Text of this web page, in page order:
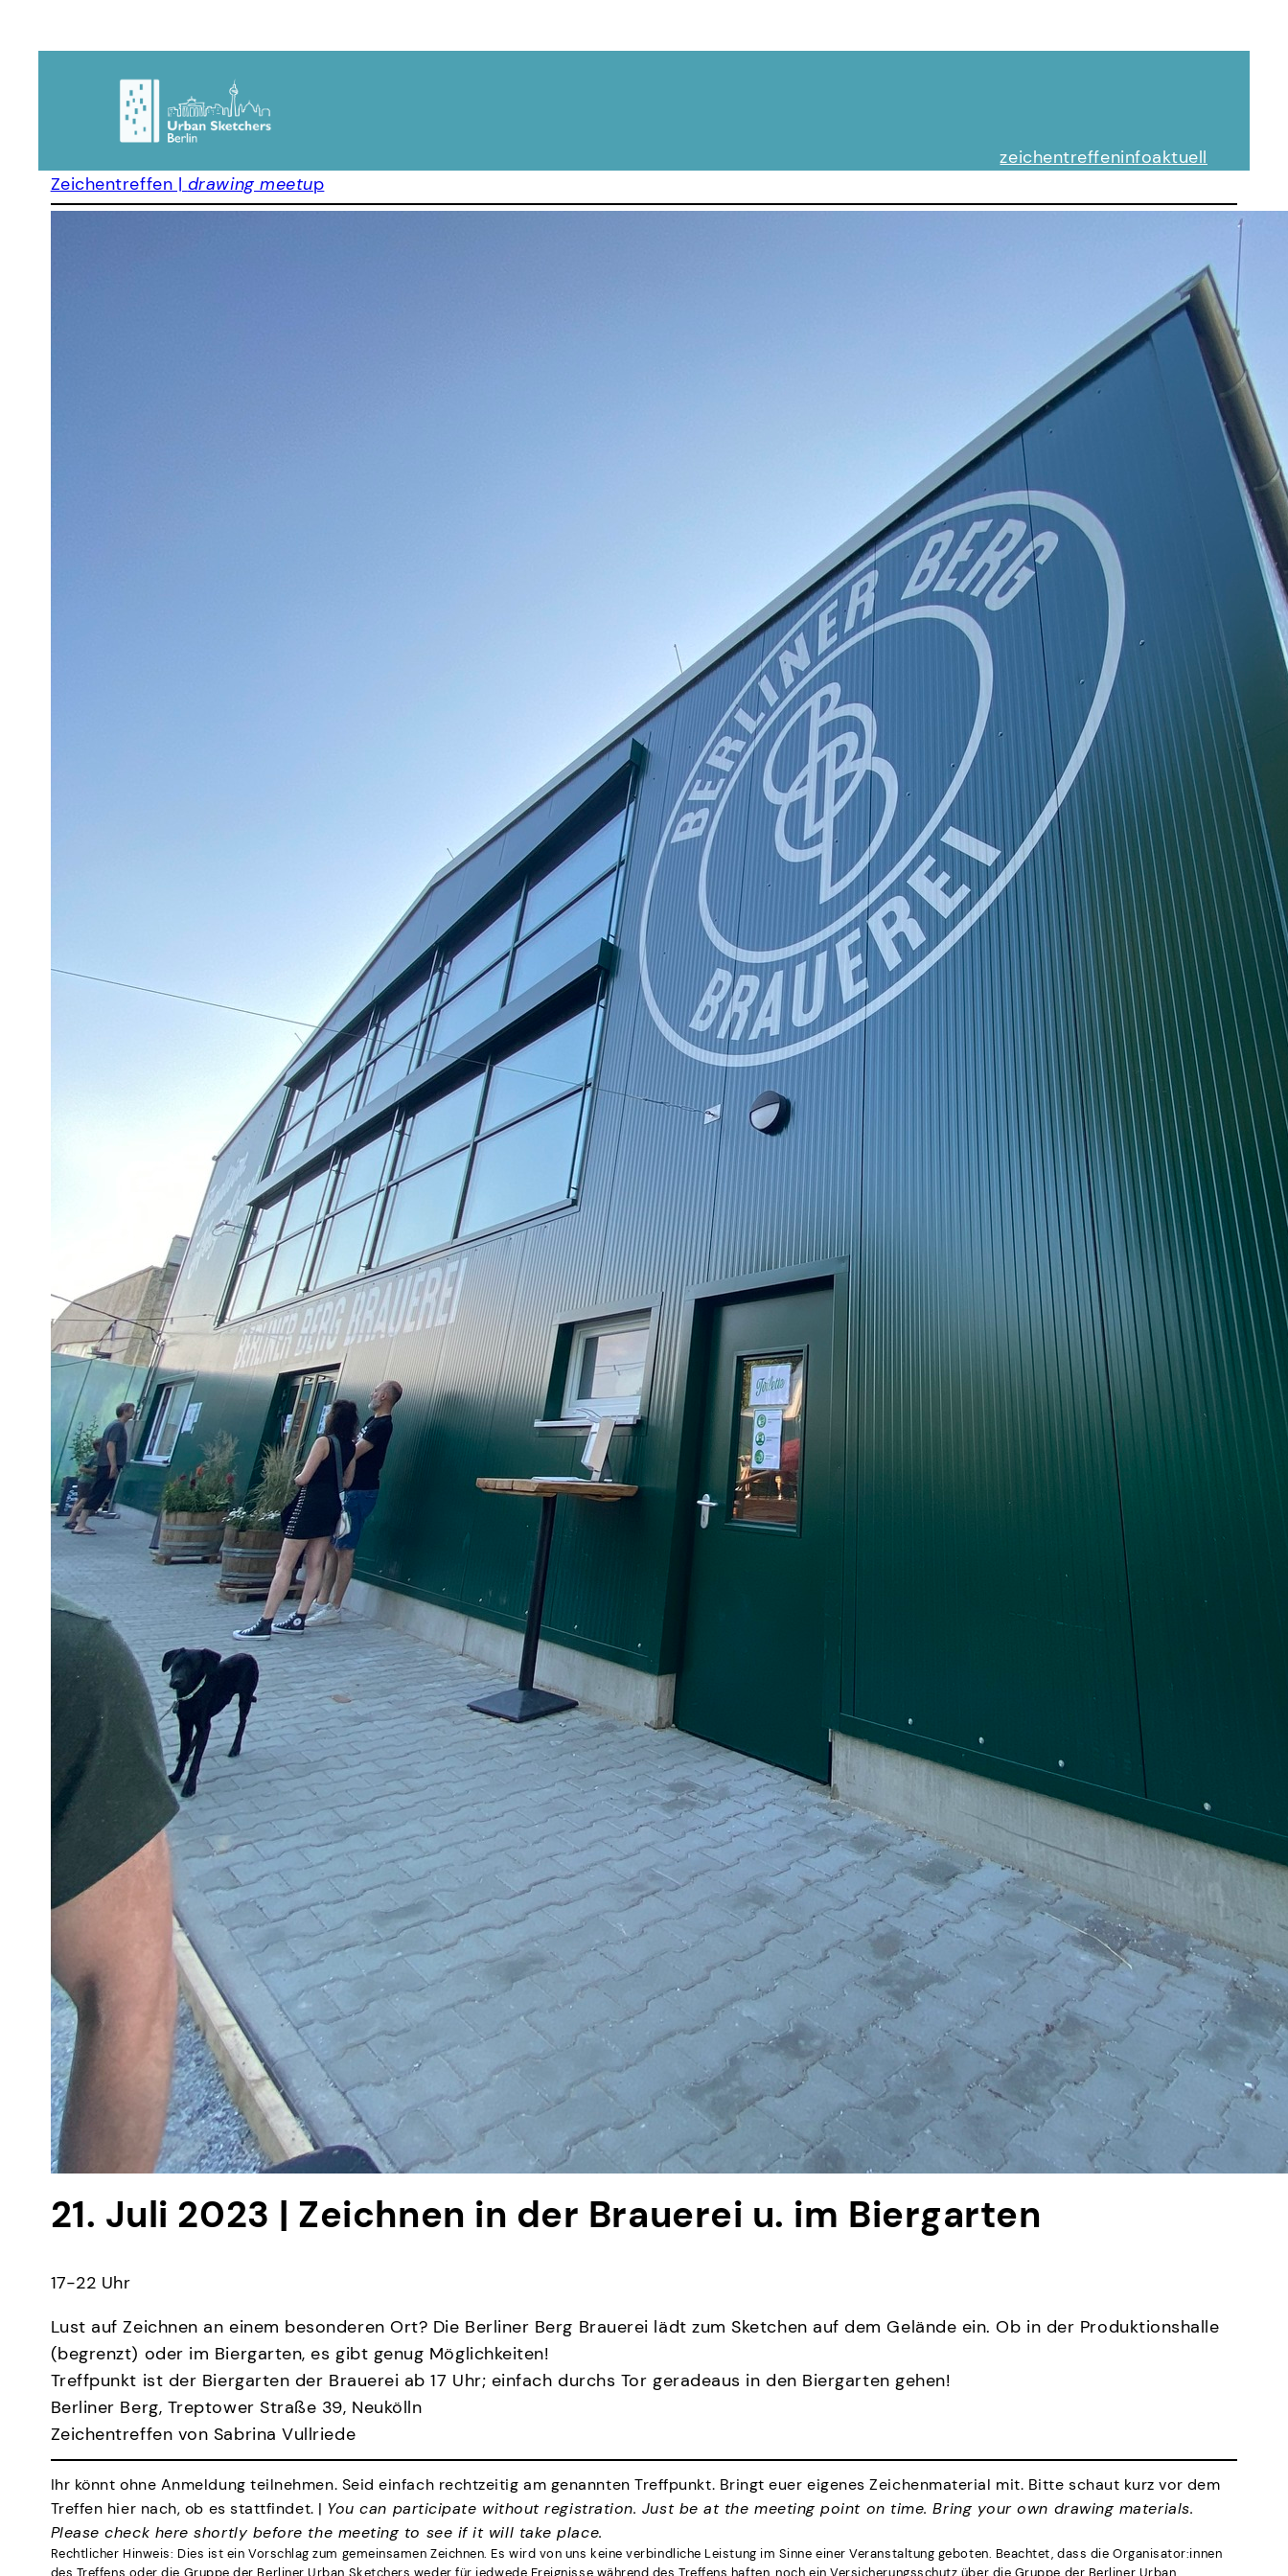
zeichentreffeninfoaktuell
Zeichentreffen | drawing meetup
21. Juli 2023 | Zeichnen in der Brauerei u. im Biergarten
17-22 Uhr
Lust auf Zeichnen an einem besonderen Ort? Die Berliner Berg Brauerei lädt zum Sketchen auf dem Gelände ein. Ob in der Produktionshalle
(begrenzt) oder im Biergarten, es gibt genug Möglichkeiten!
Treffpunkt ist der Biergarten der Brauerei ab 17 Uhr; einfach durchs Tor geradeaus in den Biergarten gehen!
Berliner Berg, Treptower Straße 39, Neukölln
Zeichentreffen von Sabrina Vullriede
Ihr könnt ohne Anmeldung teilnehmen. Seid einfach rechtzeitig am genannten Treffpunkt. Bringt euer eigenes Zeichenmaterial mit. Bitte schaut kurz vor dem
Treffen hier nach, ob es stattfindet. | You can participate without registration. Just be at the meeting point on time. Bring your own drawing materials.
Please check here shortly before the meeting to see if it will take place.
Rechtlicher Hinweis: Dies ist ein Vorschlag zum gemeinsamen Zeichnen. Es wird von uns keine verbindliche Leistung im Sinne einer Veranstaltung geboten. Beachtet, dass die Organisator:innen